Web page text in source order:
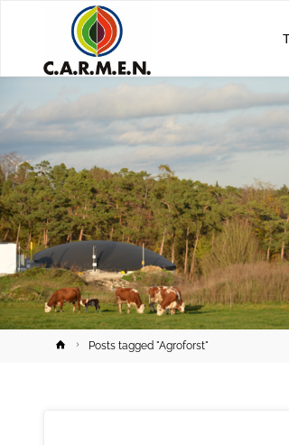
HomePosts tagged "Agroforst"